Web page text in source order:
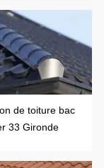
de toiture bac
33 Gironde